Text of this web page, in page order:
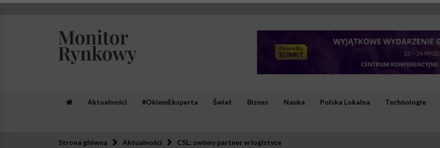
Skip
Aktualności #OkiemEksperta Świat Biznes Nauka Polska Lokalna Technologie
Strona główna Aktualności CSL: zwinny partner w logistyce